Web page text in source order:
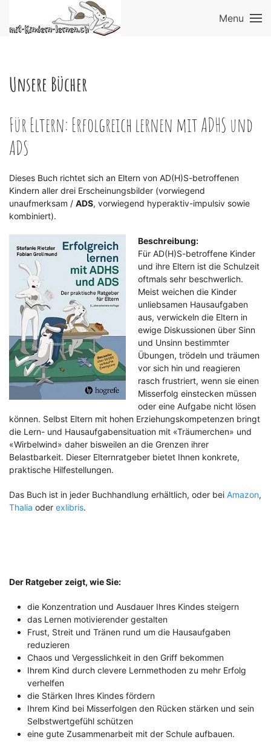
Menu
Unsere Bücher
Für Eltern: Erfolgreich lernen mit ADHS und
ADS
Dieses Buch richtet sich an Eltern von AD(H)S-betroffenen
Kindern aller drei Erscheinungsbilder (vorwiegend
unaufmerksam / ADS, vorwiegend hyperaktiv-impulsiv sowie
kombiniert).
Beschreibung:
Für AD(H)S-betroffene Kinder
und ihre Eltern ist die Schulzeit
oftmals sehr beschwerlich.
Meist weichen die Kinder
unliebsamen Hausaufgaben
aus, verwickeln die Eltern in
ewige Diskussionen über Sinn
und Unsinn bestimmter
Übungen, trödeln und träumen
vor sich hin und reagieren
rasch frustriert, wenn sie einen
Misserfolg einstecken müssen
oder eine Aufgabe nicht lösen
können. Selbst Eltern mit hohen Erziehungskompetenzen bringt
die Lern- und Hausaufgabensituation mit «Träumerchen» und
«Wirbelwind» daher bisweilen an die Grenzen ihrer
Belastbarkeit. Dieser Elternratgeber bietet Ihnen konkrete,
praktische Hilfestellungen.
Das Buch ist in jeder Buchhandlung erhältlich, oder bei Amazon,
Thalia oder exlibris.
Der Ratgeber zeigt, wie Sie:
die Konzentration und Ausdauer Ihres Kindes steigern
das Lernen motivierender gestalten
Frust, Streit und Tränen rund um die Hausaufgaben
reduzieren
Chaos und Vergesslichkeit in den Griff bekommen
Ihrem Kind durch clevere Lernmethoden zu mehr Erfolg
verhelfen
die Stärken Ihres Kindes fördern
Ihrem Kind bei Misserfolgen den Rücken stärken und sein
Selbstwertgefühl schützen
eine gute Zusammenarbeit mit der Schule aufbauen.